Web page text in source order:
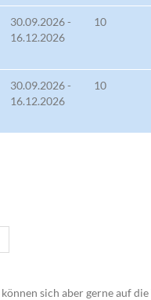
30.09.2026 -
16.12.2026
10
30.09.2026 -
16.12.2026
10
können sich aber gerne auf